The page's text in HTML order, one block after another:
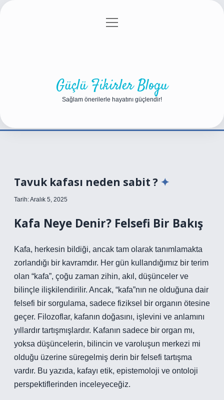
Gizlilik Politikası
menüyü
Güçlü Fikirler Blogu
Sağlam önerilerle hayatını güçlendir!
Tavuk kafası neden sabit ?
Tarih: Aralık 5, 2025
Kafa Neye Denir? Felsefi Bir Bakış
Kafa, herkesin bildiği, ancak tam olarak tanımlamakta
zorlandığı bir kavramdır. Her gün kullandığımız bir terim
olan “kafa”, çoğu zaman zihin, akıl, düşünceler ve
bilinçle ilişkilendirilir. Ancak, “kafa”nın ne olduğuna dair
felsefi bir sorgulama, sadece fiziksel bir organın ötesine
geçer. Filozoflar, kafanın doğasını, işlevini ve anlamını
yıllardır tartışmışlardır. Kafanın sadece bir organ mı,
yoksa düşüncelerin, bilincin ve varoluşun merkezi mi
olduğu üzerine süregelmiş derin bir felsefi tartışma
vardır. Bu yazıda, kafayı etik, epistemoloji ve ontoloji
perspektiflerinden inceleyeceğiz.